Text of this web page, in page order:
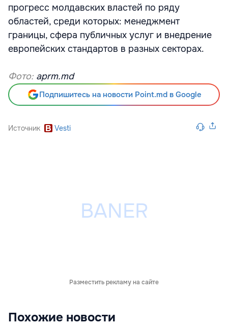
прогресс молдавских властей по ряду
областей, среди которых: менеджмент
границы, сфера публичных услуг и внедрение
европейских стандартов в разных секторах.
Фото: aprm.md
Подпишитесь на новости Point.md в Google
Источник Vesti
Разместить рекламу на сайте
Похожие новости